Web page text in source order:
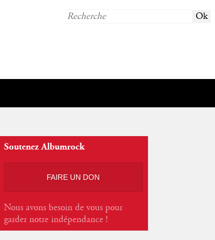
Soutenez Albumrock
FAIRE UN DON
Nous avons besoin de vous pour
garder notre indépendance !